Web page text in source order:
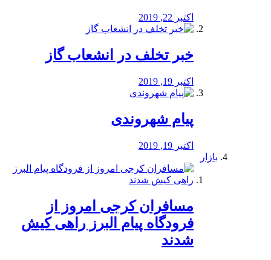
اکتبر 22, 2019
خبر تخلف در انشعاب گاز
اکتبر 19, 2019
پیام شهروندی
اکتبر 19, 2019
بازار
مسافران کرجی امروز از
فرودگاه پیام البرز راهی کیش
شدند